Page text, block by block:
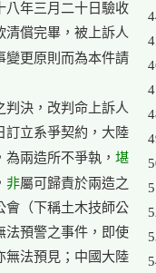
八年三月二十日驗收
清償完畢，被上訴人
變更原則而為本件請
判決，改判命上訴人
訂立系爭契約，大陸
兩造所不爭執， 堪
非屬可歸責於兩造之
會（下稱土木技師公
法預警之事件，即使
無法預見；中國大陸